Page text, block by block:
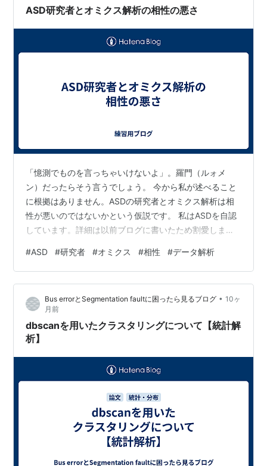
ASD研究者とオミクス解析の相性の悪さ
「憶測でものを言っちゃいけないよ」。羅門（ルォメ
ン）だったらそう言うでしょう。 今から私が述べること
に根拠はありません。ASDの研究者とオミクス解析は相
性が悪いのではないかという仮説です。 私はASDを自認
しています。詳細は以前ブログに書いたため割愛しま
現在に至るまでの約12年間、オミクス解析の一つである
トランスクリプトーム解析の研究をしてきました。専門
用語の意味は後述します。約12年間で数多くのデータ解
析を手掛けてきましたが、論文になったのは2本だけで
す。以下にリンクを張っておきます。この他に、現時点
で採択済みの…
#ASD #研究者 #オミクス #相性 #データ解析
Bus errorとSegmentation faultに困ったら見るブログ • 10ヶ
月前
dbscanを用いたクラスタリングについて【統計解
析】